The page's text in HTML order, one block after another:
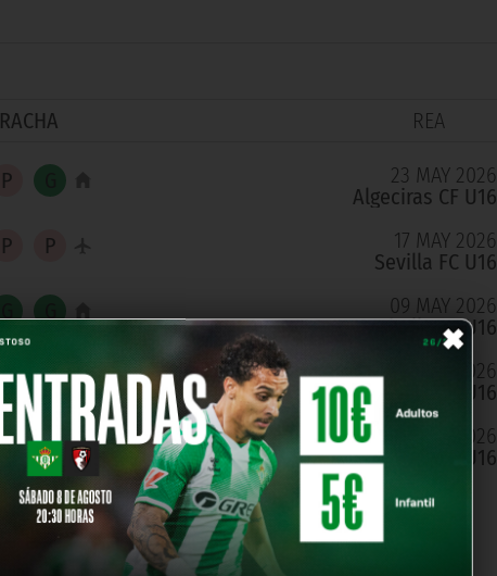
×
RACHA REA
23 MAY 2026
Algeciras CF U16
17 MAY 2026
Sevilla FC U16
09 MAY 2026
Marbella CF U16
26 ABR 2026
Granada CF U16
18 ABR 2026
CD Altair U16
NUESTROS PARTNERS